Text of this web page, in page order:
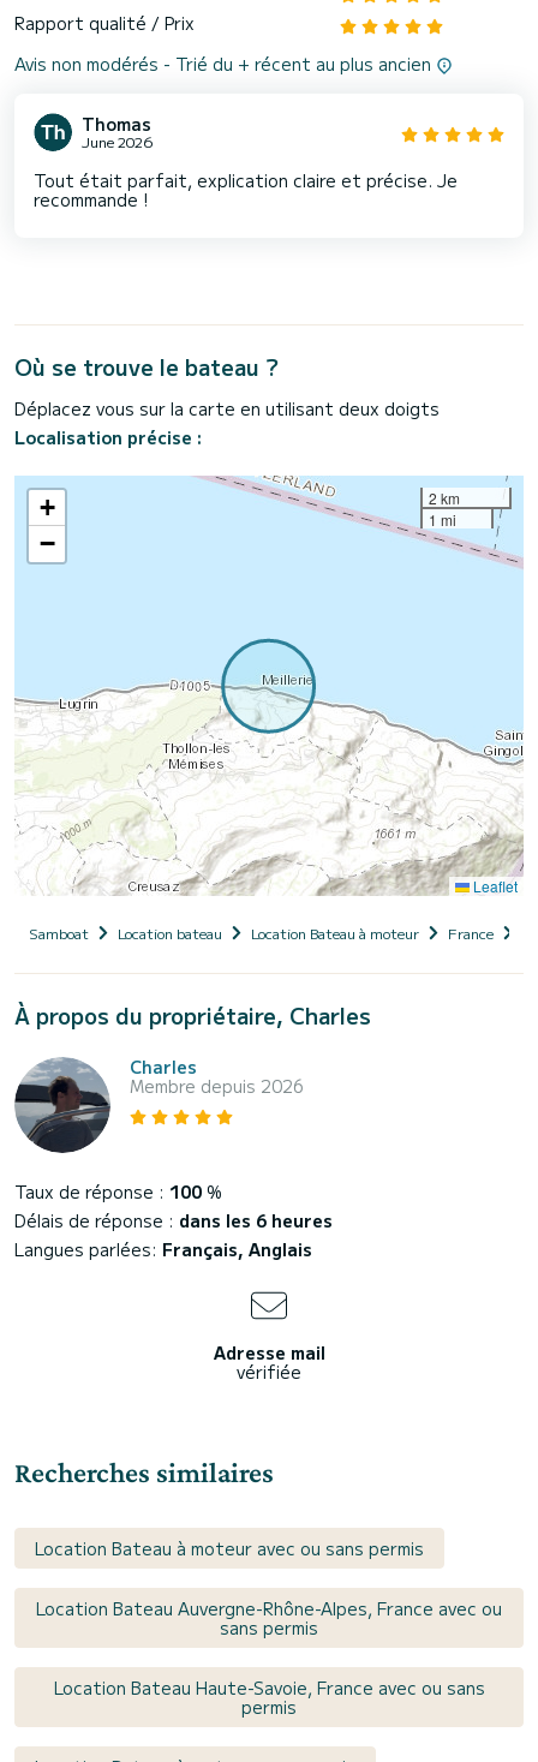
Rapport qualité / Prix
Avis non modérés - Trié du + récent au plus ancien
Thomas
June 2026
Tout était parfait, explication claire et précise. Je
recommande !
Où se trouve le bateau ?
Déplacez vous sur la carte en utilisant deux doigts
Localisation précise :
+
−
2 km
1 mi
Leaflet
Samboat Location bateau Location Bateau à moteur France
À propos du propriétaire, Charles
Charles
Membre depuis 2026
Taux de réponse : 100 %
Délais de réponse : dans les 6 heures
Langues parlées: Français, Anglais
Adresse mail
vérifiée
Recherches similaires
Location Bateau à moteur avec ou sans permis
Location Bateau Auvergne-Rhône-Alpes, France avec ou
sans permis
Location Bateau Haute-Savoie, France avec ou sans
permis